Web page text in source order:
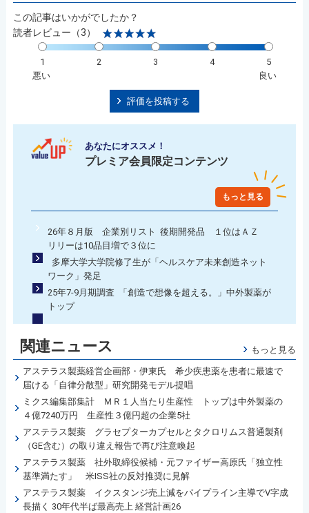
この記事はいかがでしたか？
読者レビュー（3）
1 2 3 4
5
悪い
良い
評価を投稿する
あなたにオススメ！
プレミア会員限定コンテンツ
もっと見る
26年８月版 企業別リスト 後期開発品 １位はＡＺ
リリーは10品目増で３位に
多摩大学大学院修了生が「ヘルスケア未来創造ネット
ワーク」発足
25年7-9月期調査 「創造で想像を超える。」中外製薬が
トップ
関連ニュース もっと見る
アステラス製薬経営企画部・伊東氏 希少疾患薬を患者に最速で
届ける「自律分散型」研究開発モデル提唱
ミクス編集部集計 ＭＲ１人当たり生産性 トップは中外製薬の
４億7240万円 生産性３億円超の企業5社
アステラス製薬 グラセプターカプセルとタクロリムス普通製剤
（GE含む）の取り違え報告で再び注意喚起
アステラス製薬 社外取締役候補・元ファイザー高原氏「独立性
基準満たす」 米ISS社の反対推奨に見解
アステラス製薬 イクスタンジ売上減をパイプライン主導でⅤ字成
長描く 30年代半ば最高売上 経営計画26